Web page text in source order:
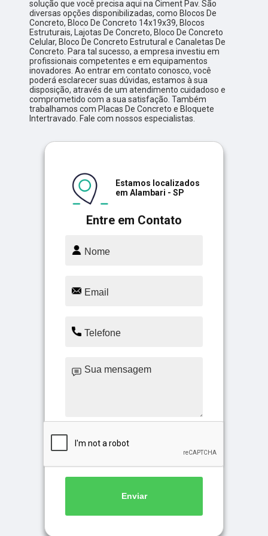
solução que você precisa aqui na Ciment Pav. São
diversas opções disponibilizadas, como Blocos De
Concreto, Bloco De Concreto 14x19x39, Blocos
Estruturais, Lajotas De Concreto, Bloco De Concreto
Celular, Bloco De Concreto Estrutural e Canaletas De
Concreto. Para tal sucesso, a empresa investiu em
profissionais competentes e em equipamentos
inovadores. Ao entrar em contato conosco, você
poderá esclarecer suas dúvidas, estamos à sua
disposição, através de um atendimento cuidadoso e
comprometido com a sua satisfação. Também
trabalhamos com Placas De Concreto e Bloquete
Intertravado. Fale com nossos especialistas.
Entre em Contato
Estamos localizados
em Alambari - SP
Enviar